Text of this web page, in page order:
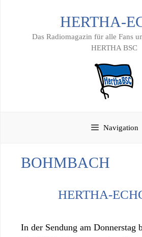
HERTHA-
Das Radiomagazin für alle Fans
HERTHA BSC
Navigation
BOHMBACH
HERTHA-
In der Sendung am Donnerstag